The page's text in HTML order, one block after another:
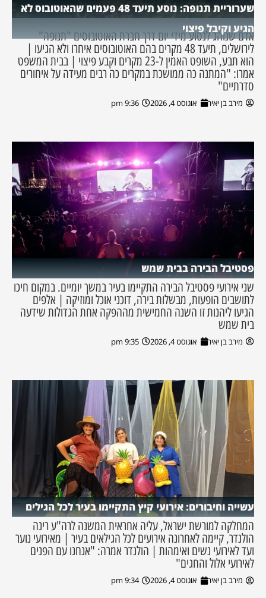
שערוריית תנופה: נוסע תיעד 48 פעמים שהאוטובוס לא
הגיע וקיבל פיצוי
אדם שנוהג לנסוע מידי יום דרך חברת האוטובוסים "תנופה"
לירושלים, תיעד 48 מקרים בהם האוטובוסים איחרו ולא הגיעו |
הוא תבע, השופט האמין ל-23 מקרים וקבע פיצוי | בבית המשפט
אמרו: "המתנה כה ממושכת במקרים כה רבים מעידה על איחורים
סדרתיים"
מירב בן יאיר אוגוסט 4, 2026 9:36 pm
פסטיבל הבירה בבית שמש
שני אירועי פסטיבל הבירה התקיימו בעיר במשך יומיים. במקום חיכו
לתושבים הופעות, מבשלות בירה, דוכני אוכל ומוזיקה | אלפים
הגיעו ליהנות זו השנה החמישית מההפקה אחת הגדולות שידעה
בית שמש
מירב בן יאיר אוגוסט 4, 2026 9:35 pm
עשייה וחיבורים: אירועי קיץ התקיימו בעיר לכל הגילים
המחלקה למורשת ישראל, עליה אחראית המשנה לרה"ע רינה
הולנדר, קיימה לאחרונה אירועים לכל הגילאים בעיר | מאירועי נוער
ועד לאירועי נשים ואימהות | הולנדר אמרה: "אנחנו עם הפנים
לאירועי אלול והחגים"
מירב בן יאיר אוגוסט 4, 2026 9:34 pm